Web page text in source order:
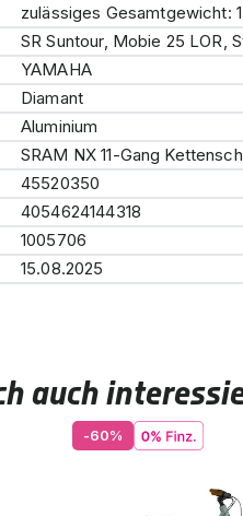
zulässiges Gesamtgewicht:
SR Suntour, Mobie 25 LOR,
YAMAHA
Diamant
Aluminium
SRAM NX 11-Gang
45520350
4054624144318
1005706
15.08.2025
auch
-60%